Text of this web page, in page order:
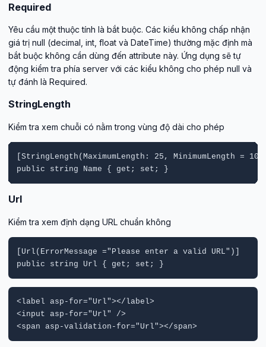
Required
Yêu cầu một thuộc tính là bắt buộc. Các kiểu không chấp nhận
giá trị null (decimal, int, float và DateTime) thường mặc định mà
bắt buộc không cần dùng đến attribute này. Ứng dụng sẽ tự
động kiểm tra phía server với các kiểu không cho phép null và
tự đánh là Required.
StringLength
Kiểm tra xem chuỗi có nằm trong vùng độ dài cho phép
[StringLength(MaximumLength: 25, MinimumLength =
public string Name { get; set; }
Url
Kiểm tra xem định dạng URL chuẩn không
[Url(ErrorMessage ="Please enter a valid URL")]
public string Url { get; set; }
<label asp-for="Url"></label>
<input asp-for="Url" />
<span asp-validation-for="Url"></span>